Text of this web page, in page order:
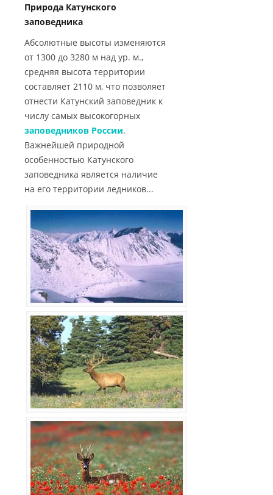
Природа Катунского
заповедника
Абсолютные высоты изменяются
от 1300 до 3280 м над ур. м.,
средняя высота территории
составляет 2110 м, что позволяет
отнести Катунский заповедник к
числу самых высокогорных
заповедников России.
Важнейшей природной
особенностью Катунского
заповедника является наличие
на его территории ледников...